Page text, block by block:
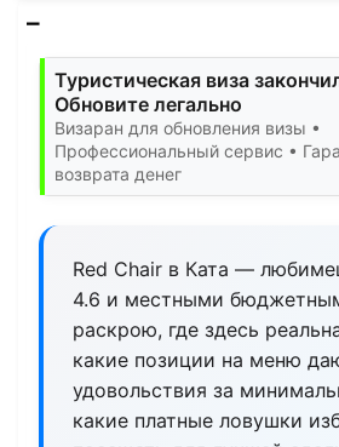
Туристическая виза
Обновите легально
Визаран для обновления визы •
Профессиональный сервис •
возврата денег
Red Chair в Ката —
4.6 и местными
раскрою, где здесь
какие позиции на меню
удовольствия за
какие платные ловушки